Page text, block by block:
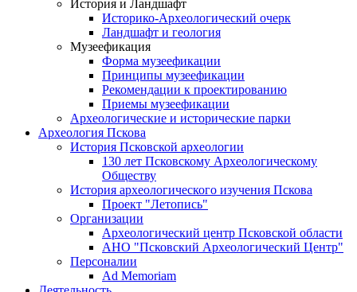
История и Ландшафт
Историко-Археологический очерк
Ландшафт и геология
Музеефикация
Форма музеефикации
Принципы музеефикации
Рекомендации к проектированию
Приемы музеефикации
Археологические и исторические парки
Археология Пскова
История Псковской археологии
130 лет Псковскому Археологическому
Обществу
История археологического изучения Пскова
Проект "Летопись"
Организации
Археологический центр Псковской области
АНО "Псковский Археологический Центр"
Персоналии
Ad Memoriam